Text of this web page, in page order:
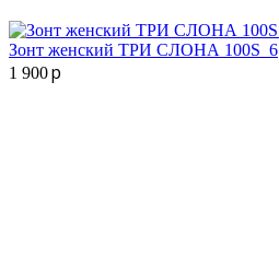
Зонт женский ТРИ СЛОНА 100S_6
1 900p